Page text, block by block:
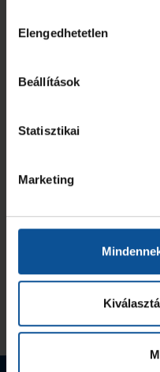
kiválasztása
Elengedhetetlen
Beállítások
Statisztikai
Marketing
Megnézem az összeset
További friss hírek
Megnézem az összeset
Közönségsiker a